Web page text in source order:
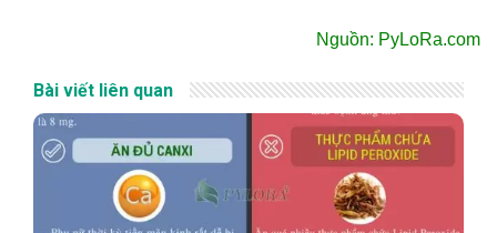
Nguồn: PyLoRa.com
Bài viết liên quan